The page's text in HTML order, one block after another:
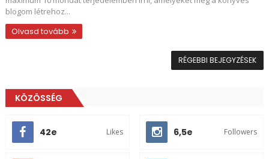
blogom létrehoz...
Olvasd tovább
RÉGEBBI BEJEGYZÉSEK
KÖZÖSSÉG
42e Likes 6,5e Followers